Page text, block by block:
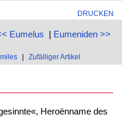
DRUCKEN
Eumelus | Eumeniden >>
Zufälliger Artikel
Heroënname des